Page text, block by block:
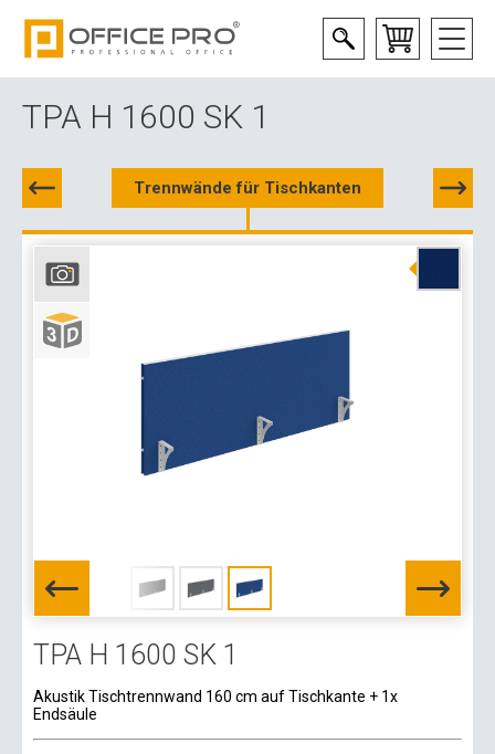
TPA H 1600 SK 1
Trennwände für Tischkanten
TPA H 1600 SK 1
Akustik Tischtrennwand 160 cm auf Tischkante + 1x
Endsäule